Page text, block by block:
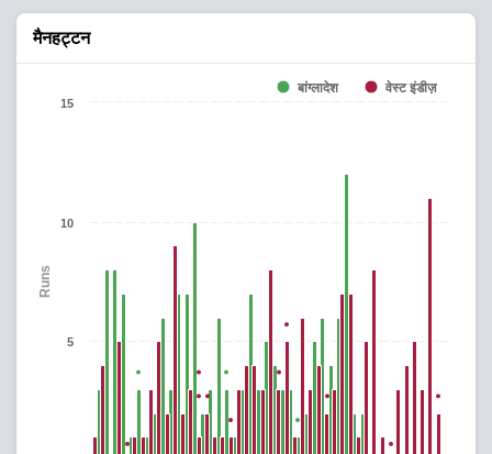
मैनहट्टन
Runs
बांग्लादेश वेस्ट इंडीज़
5
10
15